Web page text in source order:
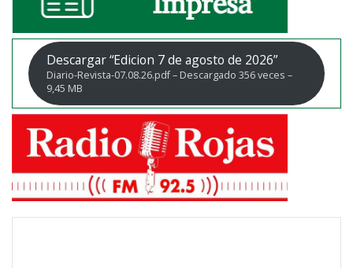
Descargar “Edicion 7 de agosto de 2026”
Diario-Revista-07.08.26.pdf – Descargado 356 veces –
9,45 MB